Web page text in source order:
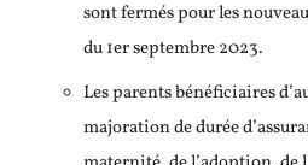
sont fermés pour les
du 1er septembre 2023.
Les parents bénéficiaires
majoration de durée